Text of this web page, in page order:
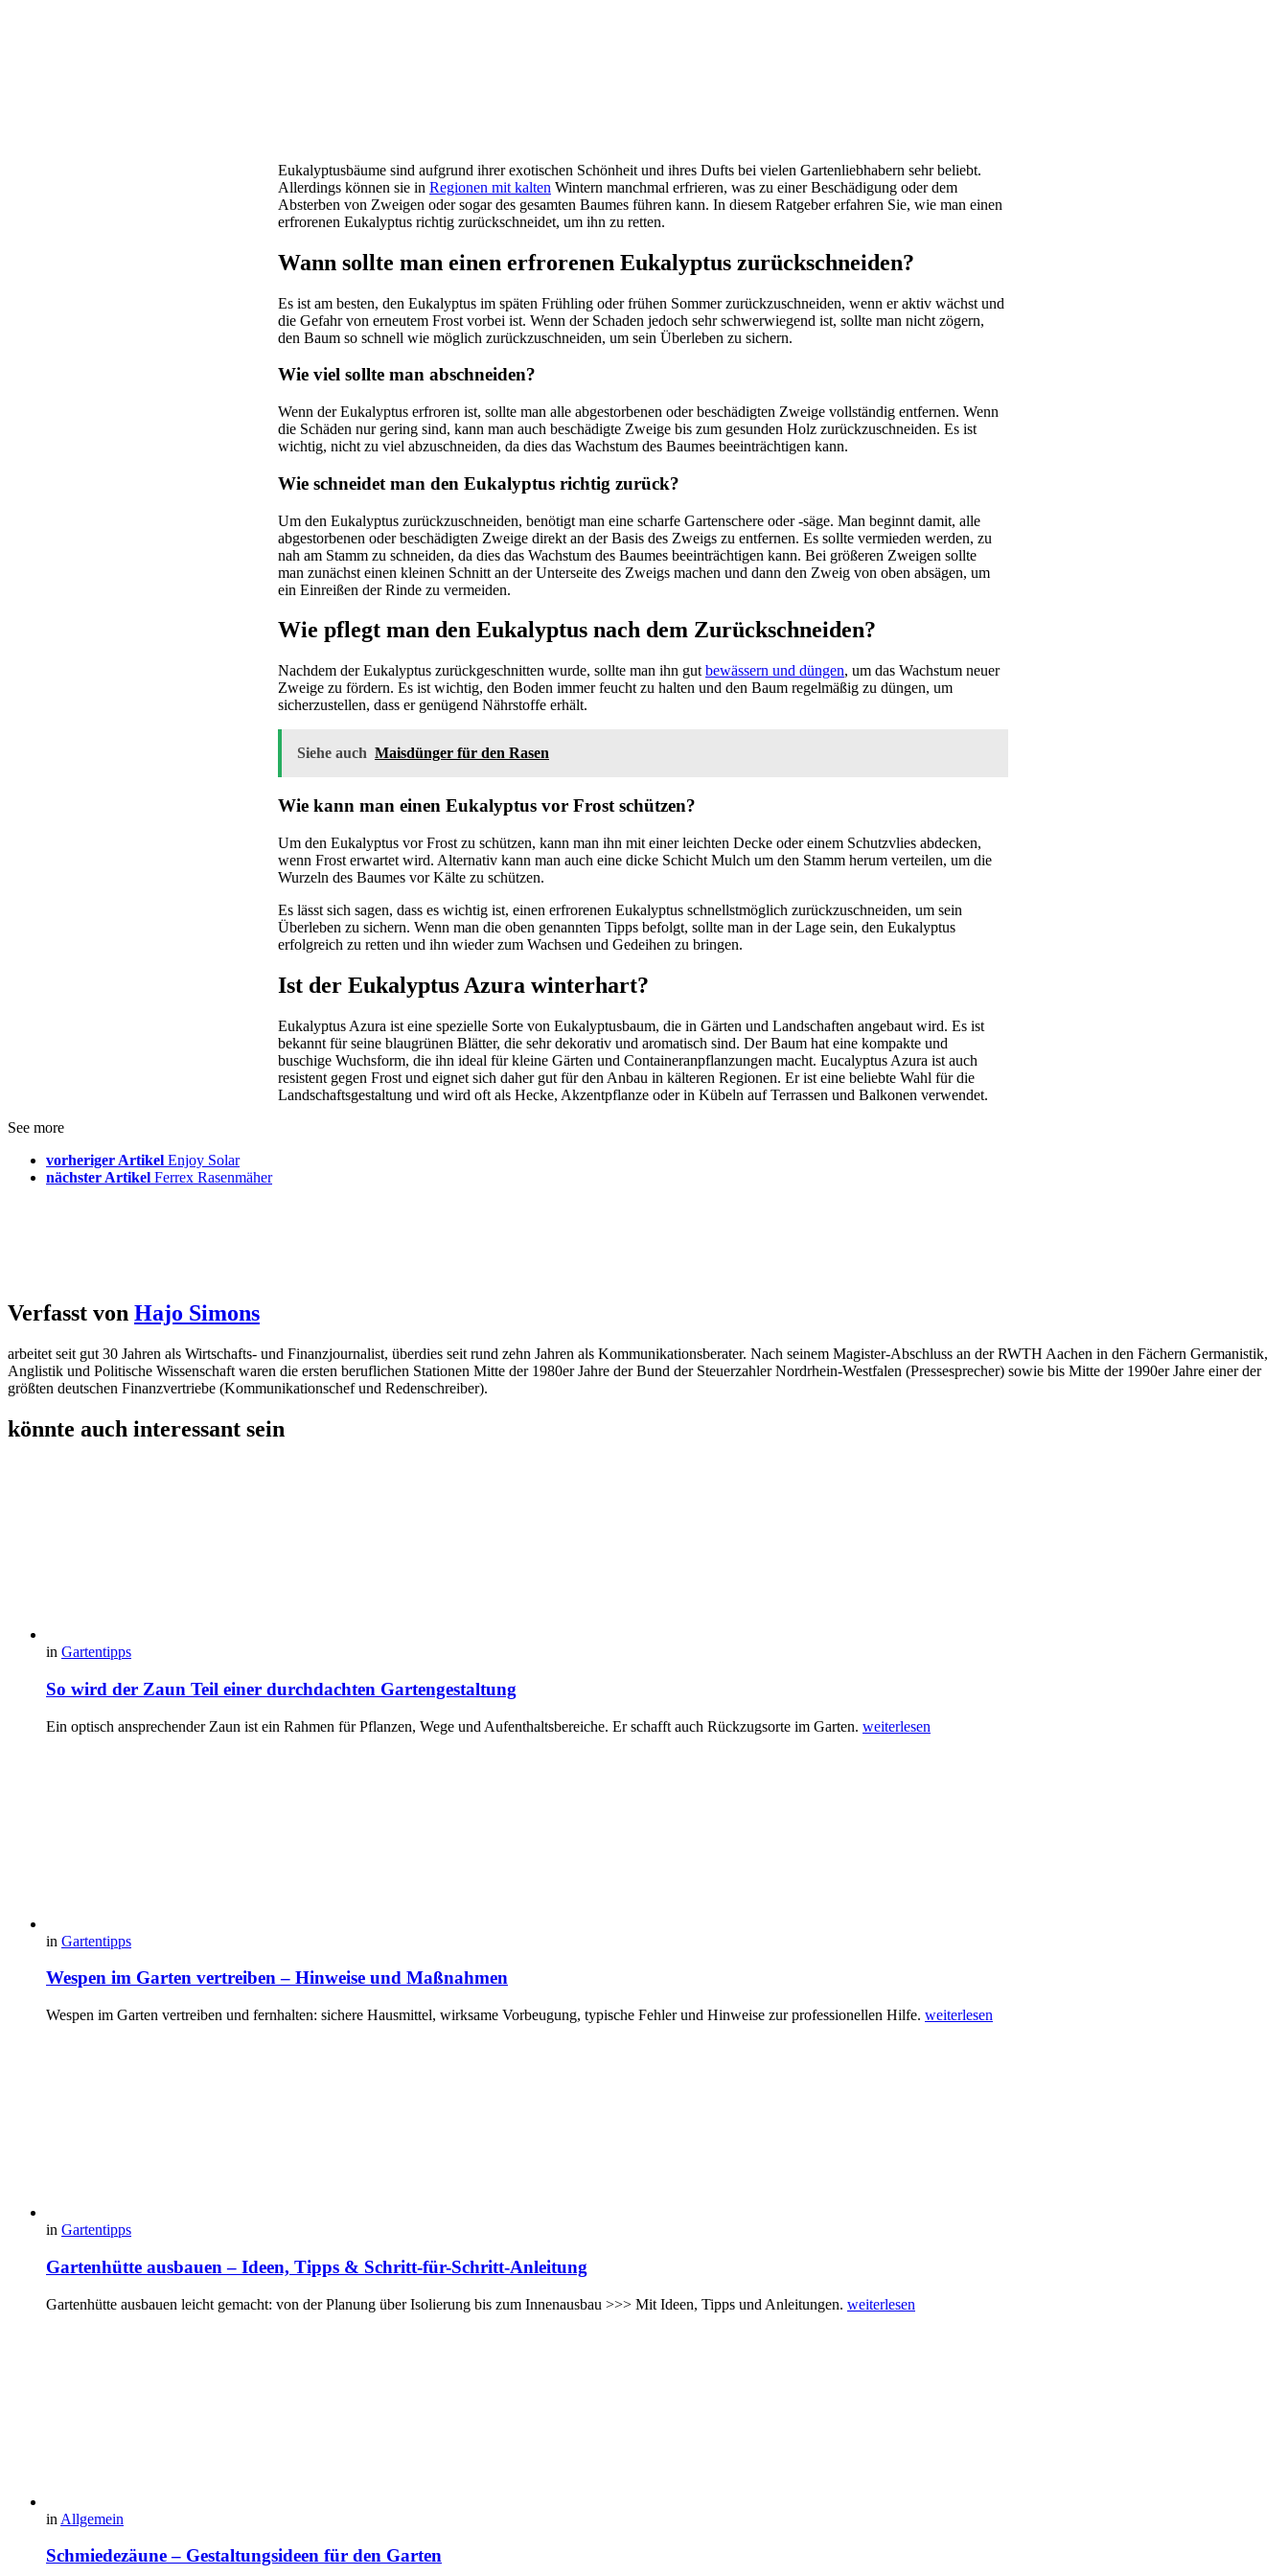
Eukalyptusbäume sind aufgrund ihrer exotischen Schönheit und ihres Dufts bei vielen Gartenliebhabern sehr beliebt.
Allerdings können sie in Regionen mit kalten Wintern manchmal erfrieren, was zu einer Beschädigung oder dem
Absterben von Zweigen oder sogar des gesamten Baumes führen kann. In diesem Ratgeber erfahren Sie, wie man einen
erfrorenen Eukalyptus richtig zurückschneidet, um ihn zu retten.
Wann sollte man einen erfrorenen Eukalyptus zurückschneiden?
Es ist am besten, den Eukalyptus im späten Frühling oder frühen Sommer zurückzuschneiden, wenn er aktiv wächst und
die Gefahr von erneutem Frost vorbei ist. Wenn der Schaden jedoch sehr schwerwiegend ist, sollte man nicht zögern,
den Baum so schnell wie möglich zurückzuschneiden, um sein Überleben zu sichern.
Wie viel sollte man abschneiden?
Wenn der Eukalyptus erfroren ist, sollte man alle abgestorbenen oder beschädigten Zweige vollständig entfernen. Wenn
die Schäden nur gering sind, kann man auch beschädigte Zweige bis zum gesunden Holz zurückzuschneiden. Es ist
wichtig, nicht zu viel abzuschneiden, da dies das Wachstum des Baumes beeinträchtigen kann.
Wie schneidet man den Eukalyptus richtig zurück?
Um den Eukalyptus zurückzuschneiden, benötigt man eine scharfe Gartenschere oder -säge. Man beginnt damit, alle
abgestorbenen oder beschädigten Zweige direkt an der Basis des Zweigs zu entfernen. Es sollte vermieden werden, zu
nah am Stamm zu schneiden, da dies das Wachstum des Baumes beeinträchtigen kann. Bei größeren Zweigen sollte
man zunächst einen kleinen Schnitt an der Unterseite des Zweigs machen und dann den Zweig von oben absägen, um
ein Einreißen der Rinde zu vermeiden.
Wie pflegt man den Eukalyptus nach dem Zurückschneiden?
Nachdem der Eukalyptus zurückgeschnitten wurde, sollte man ihn gut bewässern und düngen, um das Wachstum neuer
Zweige zu fördern. Es ist wichtig, den Boden immer feucht zu halten und den Baum regelmäßig zu düngen, um
sicherzustellen, dass er genügend Nährstoffe erhält.
Siehe auch Maisdünger für den Rasen
Wie kann man einen Eukalyptus vor Frost schützen?
Um den Eukalyptus vor Frost zu schützen, kann man ihn mit einer leichten Decke oder einem Schutzvlies abdecken,
wenn Frost erwartet wird. Alternativ kann man auch eine dicke Schicht Mulch um den Stamm herum verteilen, um die
Wurzeln des Baumes vor Kälte zu schützen.
Es lässt sich sagen, dass es wichtig ist, einen erfrorenen Eukalyptus schnellstmöglich zurückzuschneiden, um sein
Überleben zu sichern. Wenn man die oben genannten Tipps befolgt, sollte man in der Lage sein, den Eukalyptus
erfolgreich zu retten und ihn wieder zum Wachsen und Gedeihen zu bringen.
Ist der Eukalyptus Azura winterhart?
Eukalyptus Azura ist eine spezielle Sorte von Eukalyptusbaum, die in Gärten und Landschaften angebaut wird. Es ist
bekannt für seine blaugrünen Blätter, die sehr dekorativ und aromatisch sind. Der Baum hat eine kompakte und
buschige Wuchsform, die ihn ideal für kleine Gärten und Containeranpflanzungen macht. Eucalyptus Azura ist auch
resistent gegen Frost und eignet sich daher gut für den Anbau in kälteren Regionen. Er ist eine beliebte Wahl für die
Landschaftsgestaltung und wird oft als Hecke, Akzentpflanze oder in Kübeln auf Terrassen und Balkonen verwendet.
See more
vorheriger Artikel Enjoy Solar
nächster Artikel Ferrex Rasenmäher
Verfasst von Hajo Simons
arbeitet seit gut 30 Jahren als Wirtschafts- und Finanzjournalist, überdies seit rund zehn Jahren als Kommunikationsberater. Nach seinem Magister-Abschluss an der RWTH Aachen in den Fächern Germanistik,
Anglistik und Politische Wissenschaft waren die ersten beruflichen Stationen Mitte der 1980er Jahre der Bund der Steuerzahler Nordrhein-Westfalen (Pressesprecher) sowie bis Mitte der 1990er Jahre einer der
größten deutschen Finanzvertriebe (Kommunikationschef und Redenschreiber).
könnte auch interessant sein
in Gartentipps
So wird der Zaun Teil einer durchdachten Gartengestaltung
Ein optisch ansprechender Zaun ist ein Rahmen für Pflanzen, Wege und Aufenthaltsbereiche. Er schafft auch Rückzugsorte im Garten. weiterlesen
in Gartentipps
Wespen im Garten vertreiben – Hinweise und Maßnahmen
Wespen im Garten vertreiben und fernhalten: sichere Hausmittel, wirksame Vorbeugung, typische Fehler und Hinweise zur professionellen Hilfe. weiterlesen
in Gartentipps
Gartenhütte ausbauen – Ideen, Tipps & Schritt-für-Schritt-Anleitung
Gartenhütte ausbauen leicht gemacht: von der Planung über Isolierung bis zum Innenausbau >>> Mit Ideen, Tipps und Anleitungen. weiterlesen
in Allgemein
Schmiedezäune – Gestaltungsideen für den Garten